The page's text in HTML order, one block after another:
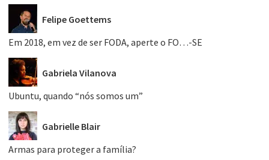
Felipe Goettems
Em 2018, em vez de ser FODA, aperte o FO…-SE
Gabriela Vilanova
Ubuntu, quando “nós somos um”
Gabrielle Blair
Armas para proteger a família?